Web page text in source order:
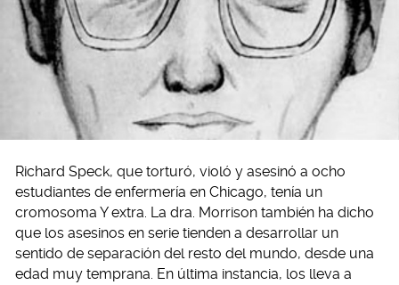
Richard Speck, que torturó, violó y asesinó a ocho
estudiantes de enfermería en Chicago, tenía un
cromosoma Y extra. La dra. Morrison también ha dicho
que los asesinos en serie tienden a desarrollar un
sentido de separación del resto del mundo, desde una
edad muy temprana. En última instancia, los lleva a